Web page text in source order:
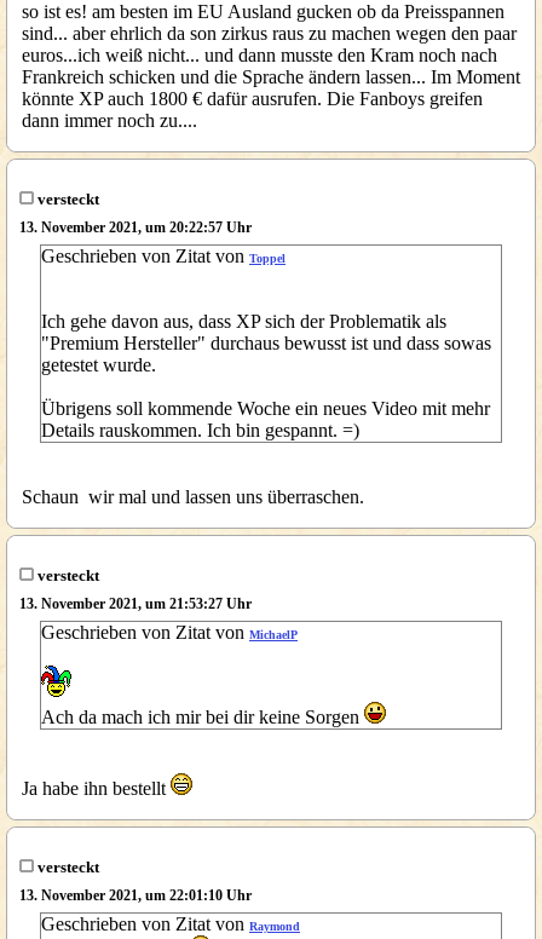
so ist es! am besten im EU Ausland gucken ob da Preisspannen
sind... aber ehrlich da son zirkus raus zu machen wegen den paar
euros...ich weiß nicht... und dann musste den Kram noch nach
Frankreich schicken und die Sprache ändern lassen... Im Moment
könnte XP auch 1800 € dafür ausrufen. Die Fanboys greifen
dann immer noch zu....
versteckt
13. November 2021, um 20:22:57 Uhr
Geschrieben von Zitat von Toppel
Ich gehe davon aus, dass XP sich der Problematik als
"Premium Hersteller" durchaus bewusst ist und dass sowas
getestet wurde.
Übrigens soll kommende Woche ein neues Video mit mehr
Details rauskommen. Ich bin gespannt. =)
Schaun wir mal und lassen uns überraschen.
versteckt
13. November 2021, um 21:53:27 Uhr
Geschrieben von Zitat von MichaelP
Ach da mach ich mir bei dir keine Sorgen
Ja habe ihn bestellt
versteckt
13. November 2021, um 22:01:10 Uhr
Geschrieben von Zitat von Raymond